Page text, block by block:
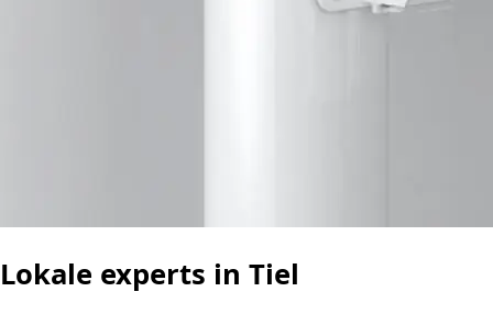
Lokale experts in Tiel